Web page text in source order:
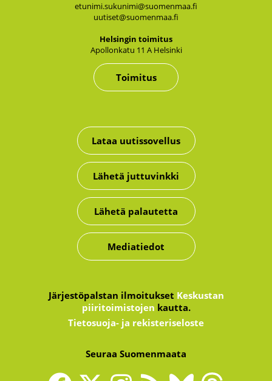
etunimi.sukunimi@suomenmaa.fi
uutiset@suomenmaa.fi
Hel­sin­gin toi­mi­tus
Apol­lon­ka­tu 11 A Hel­sin­ki
Toimitus
Lataa uutissovellus
Lähetä juttuvinkki
Lähetä palautetta
Mediatiedot
Järjestöpalstan ilmoitukset Keskustan
piiritoimistojen kautta.
Tietosuoja- ja rekisteriseloste
Seuraa Suomenmaata